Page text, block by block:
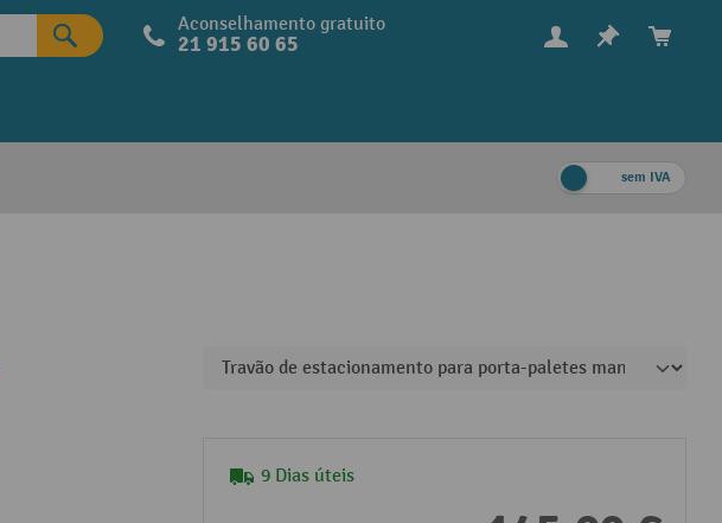
Aconselhamento gratuito
21 915 60 65
sem IVA
9 Dias úteis